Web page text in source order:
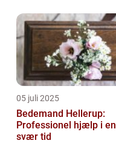
05 juli 2025
Bedemand Hellerup:
Professionel hjælp i en
svær tid